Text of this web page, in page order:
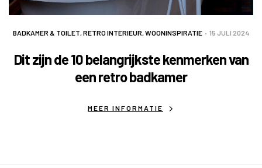
BADKAMER & TOILET,RETRO INTERIEUR,WOONINSPIRATIE 15 JULI 2024
Dit zijn de 10 belangrijkste kenmerken van
een retro badkamer
MEER INFORMATIE